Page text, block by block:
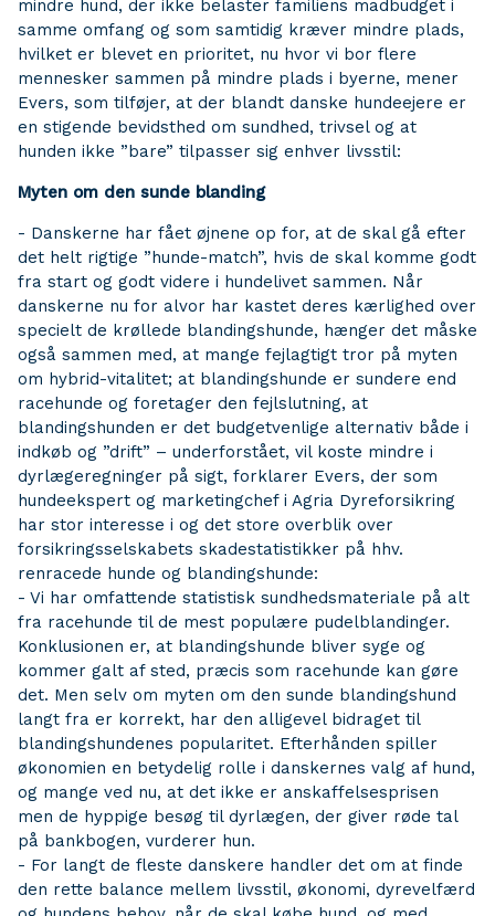
mindre hund, der ikke belaster familiens madbudget i
samme omfang og som samtidig kræver mindre plads,
hvilket er blevet en prioritet, nu hvor vi bor flere
mennesker sammen på mindre plads i byerne, mener
Evers, som tilføjer, at der blandt danske hundeejere er
en stigende bevidsthed om sundhed, trivsel og at
hunden ikke ”bare” tilpasser sig enhver livsstil:
Myten om den sunde blanding
- Danskerne har fået øjnene op for, at de skal gå efter
det helt rigtige ”hunde-match”, hvis de skal komme godt
fra start og godt videre i hundelivet sammen. Når
danskerne nu for alvor har kastet deres kærlighed over
specielt de krøllede blandingshunde, hænger det måske
også sammen med, at mange fejlagtigt tror på myten
om hybrid-vitalitet; at blandingshunde er sundere end
racehunde og foretager den fejlslutning, at
blandingshunden er det budgetvenlige alternativ både i
indkøb og ”drift” – underforstået, vil koste mindre i
dyrlægeregninger på sigt, forklarer Evers, der som
hundeekspert og marketingchef i Agria Dyreforsikring
har stor interesse i og det store overblik over
forsikringsselskabets skadestatistikker på hhv.
renracede hunde og blandingshunde:
- Vi har omfattende statistisk sundhedsmateriale på alt
fra racehunde til de mest populære pudelblandinger.
Konklusionen er, at blandingshunde bliver syge og
kommer galt af sted, præcis som racehunde kan gøre
det. Men selv om myten om den sunde blandingshund
langt fra er korrekt, har den alligevel bidraget til
blandingshundenes popularitet. Efterhånden spiller
økonomien en betydelig rolle i danskernes valg af hund,
og mange ved nu, at det ikke er anskaffelsesprisen
men de hyppige besøg til dyrlægen, der giver røde tal
på bankbogen, vurderer hun.
- For langt de fleste danskere handler det om at finde
den rette balance mellem livsstil, økonomi, dyrevelfærd